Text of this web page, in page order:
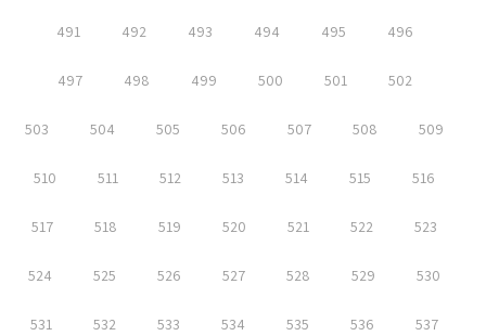
491 492 493 494 495 496
497 498 499 500 501 502
503 504 505 506 507 508 509
510 511 512 513 514 515 516
517 518 519 520 521 522 523
524 525 526 527 528 529 530
531 532 533 534 535 536 537